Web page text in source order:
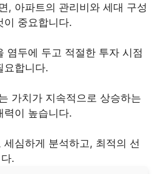
, 아파트의 관리비와 세대 구성
이 중요합니다.
염두에 두고 적절한 투자 시점
요합니다.
가치가 지속적으로 상승하는
력이 높습니다.
심하게 분석하고, 최적의 선
.